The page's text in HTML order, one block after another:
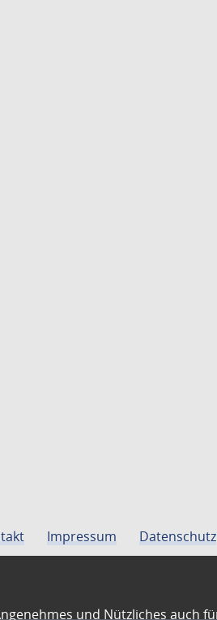
Impressum Datenschutz
und Nützliches auch